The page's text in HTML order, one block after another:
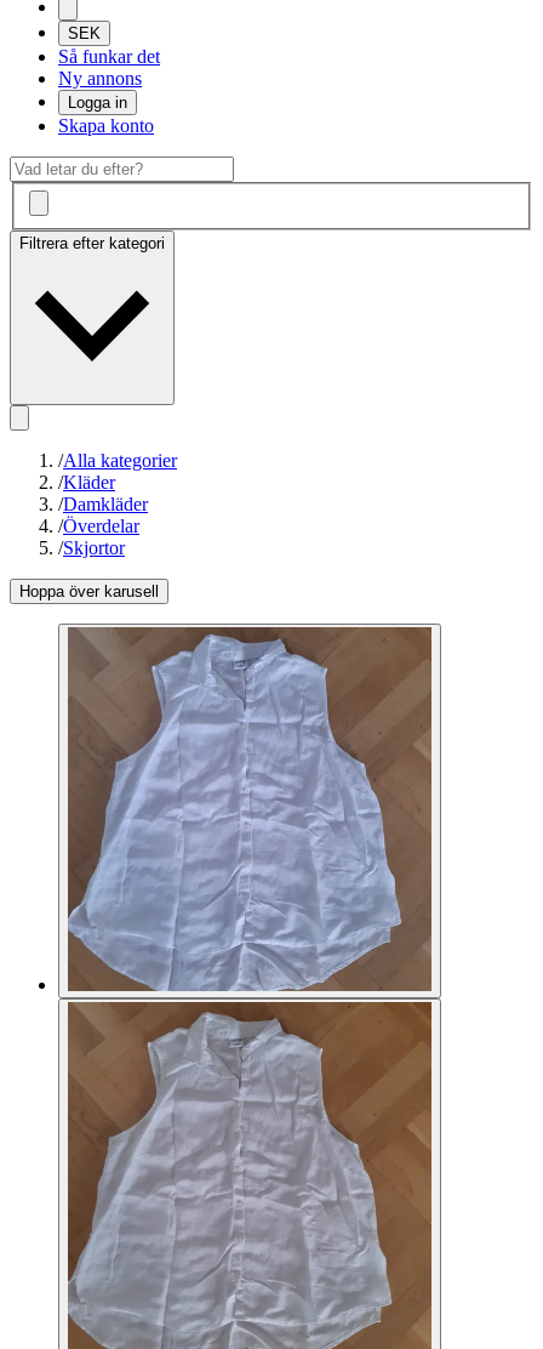
SEK
Så funkar det
Ny annons
Logga in
Skapa konto
Filtrera efter kategori
/Alla kategorier
/Kläder
/Damkläder
/Överdelar
/Skjortor
Hoppa över karusell